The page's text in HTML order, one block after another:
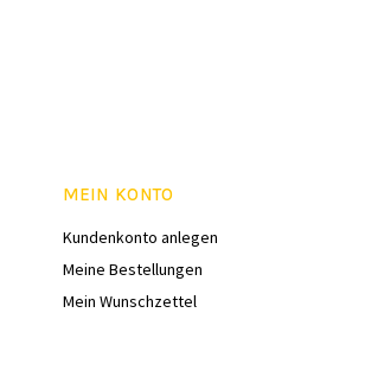
MEIN KONTO
Kundenkonto anlegen
Meine Bestellungen
Mein Wunschzettel